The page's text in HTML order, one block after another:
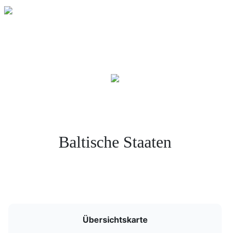
Baltische Staaten
Übersichtskarte